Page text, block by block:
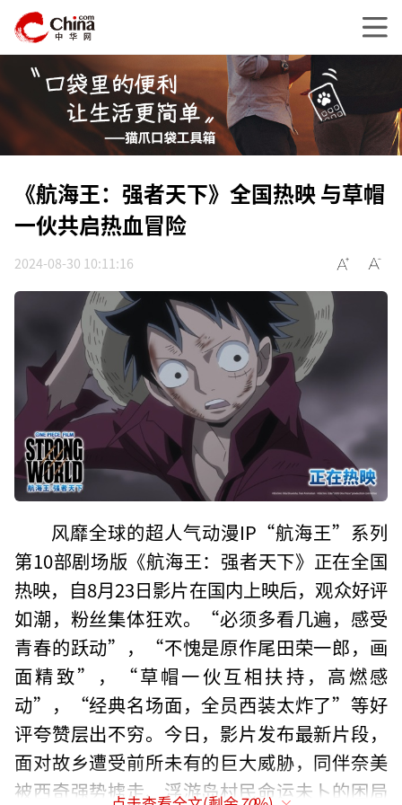
《航海王：强者天下》全国热映 与草帽
一伙共启热血冒险
2024-08-30 10:11:16
风靡全球的超人气动漫IP“航海王”系列
第10部剧场版《航海王：强者天下》正在全国
热映，自8月23日影片在国内上映后，观众好评
如潮，粉丝集体狂欢。“必须多看几遍，感受
青春的跃动”，“不愧是原作尾田荣一郎，画
面精致”，“草帽一伙互相扶持，高燃感
动”，“经典名场面，全员西装太炸了”等好
评夸赞层出不穷。今日，影片发布最新片段，
面对故乡遭受前所未有的巨大威胁，同伴奈美
被西奇强势掳走、浮游岛村民命运未卜的困局